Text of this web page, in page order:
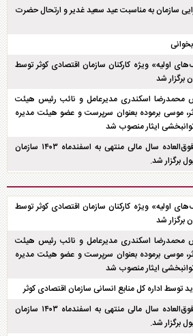
سازمان به مناسبت عید سعید غدیر و ارتحال حضرت
اولیه» ویژه کارکنان سازمان اقتصادی کوثر توسط
برگزار شد
اسکندری مدیرعامل و نائب رئیس هیئت
موسی برموده بعنوان سرپرست و عضو هیئت مدیره
ایثار منصوب شد
مجمع عمومی عادی بطور فوق‌العاده سال مالی منتهی به اسفند‌ماه ۱۴۰۳ سازمان
برگزار شد.
اولیه» ویژه کارکنان سازمان اقتصادی کوثر توسط
برگزار شد
اسکندری مدیرعامل و نائب رئیس هیئت
موسی برموده بعنوان سرپرست و عضو هیئت مدیره
ایثار منصوب شد
توسط اداره کل منابع انسانی سازمان اقتصادی کوثر
مجمع عمومی عادی بطور فوق‌العاده سال مالی منتهی به اسفند‌ماه ۱۴۰۳ سازمان
برگزار شد.